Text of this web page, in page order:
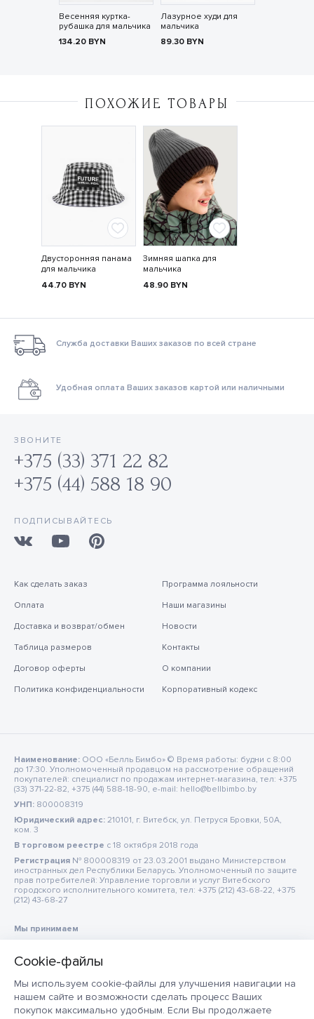
Мы используем cookie-файлы для улучшения навигации на
нашем сайте и возможности сделать процесс Ваших
покупок максимально удобным. Если Вы продолжаете
Весенняя куртка-
рубашка для мальчика
134.20 BYN
Лазурное худи для
мальчика
89.30 BYN
ПОХОЖИЕ ТОВАРЫ
Двусторонняя панама
для мальчика
44.70 BYN
Зимняя шапка для
мальчика
48.90 BYN
Служба доставки Ваших заказов по всей стране
Удобная оплата Ваших заказов картой или наличными
ЗВОНИТЕ
+375 (33) 371 22 82
+375 (44) 588 18 90
ПОДПИСЫВАЙТЕСЬ
Как сделать заказ
Оплата
Доставка и возврат/обмен
Таблица размеров
Договор оферты
Политика конфиденциальности
Программа лояльности
Наши магазины
Новости
Контакты
О компании
Корпоративный кодекс
Наименование: ООО «Белль Бимбо» © Время работы: будни с 8:00
до 17:30. Уполномоченный продавцом на рассмотрение обращений
покупателей: специалист по продажам интернет-магазина, тел: +375
(33) 371-22-82, +375 (44) 588-18-90, e-mail: hello@bellbimbo.by
УНП: 800008319
Юридический адрес: 210101, г. Витебск, ул. Петруся Бровки, 50А,
ком. 3
В торговом реестре c 18 октября 2018 года
Регистрация № 800008319 от 23.03.2001 выдано Министерством
иностранных дел Республики Беларусь. Уполномоченный по защите
прав потребителей: Управление торговли и услуг Витебского
городского исполнительного комитета, тел: +375 (212) 43-68-22, +375
(212) 43-68-27
Мы принимаем